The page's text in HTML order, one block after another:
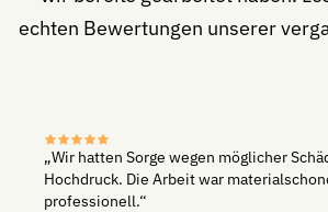
echten Bewertungen unserer
„Wir hatten Sorge wegen möglicher
Hochdruck. Die Arbeit war
professionell.“